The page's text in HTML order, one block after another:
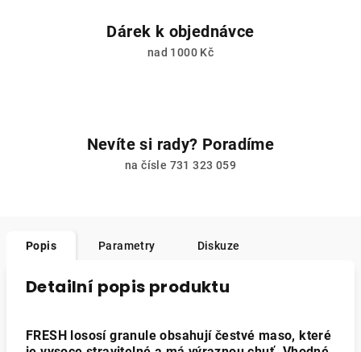
Dárek k objednávce
nad 1000 Kč
Nevíte si rady? Poradíme
na čísle 731 323 059
Popis Parametry Diskuze
Detailní popis produktu
FRESH lososí granule obsahují čestvé maso, které